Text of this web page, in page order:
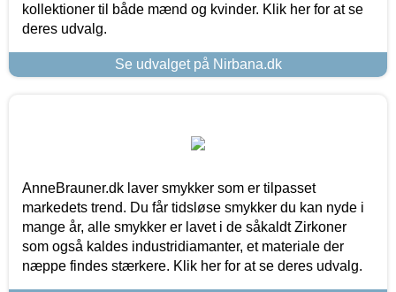
kollektioner til både mænd og kvinder. Klik her for at se
deres udvalg.
Se udvalget på Nirbana.dk
AnneBrauner.dk laver smykker som er tilpasset
markedets trend. Du får tidsløse smykker du kan nyde i
mange år, alle smykker er lavet i de såkaldt Zirkoner
som også kaldes industridiamanter, et materiale der
næppe findes stærkere. Klik her for at se deres udvalg.